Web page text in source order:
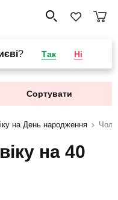
? Так Ні
Сортувати
на День народження
на 40